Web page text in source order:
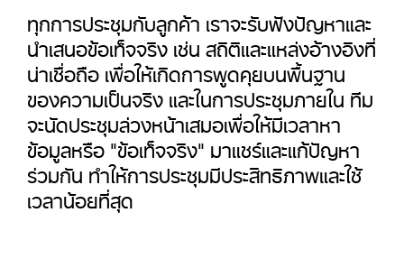
ทุกการประชุมกับลูกค้า เราจะรับฟังปัญหาและ
นำเสนอข้อเท็จจริง เช่น สถิติและแหล่งอ้างอิงที่
น่าเชื่อถือ เพื่อให้เกิดการพูดคุยบนพื้นฐาน
ของความเป็นจริง และในการประชุมภายใน ทีม
จะนัดประชุมล่วงหน้าเสมอเพื่อให้มีเวลาหา
ข้อมูลหรือ "ข้อเท็จจริง" มาแชร์และแก้ปัญหา
ร่วมกัน ทำให้การประชุมมีประสิทธิภาพและใช้
เวลาน้อยที่สุด